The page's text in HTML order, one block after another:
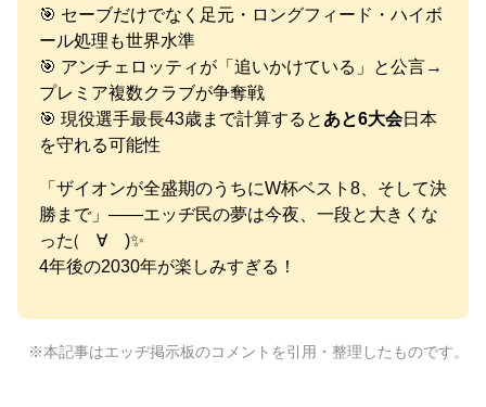
🎯 セーブだけでなく足元・ロングフィード・ハイボ
ール処理も世界水準
🎯 アンチェロッティが「追いかけている」と公言→
プレミア複数クラブが争奪戦
🎯 現役選手最長43歳まで計算すると あと6大会日本
を守れる可能性
「ザイオンが全盛期のうちにW杯ベスト8、そして決
勝まで」——エッヂ民の夢は今夜、一段と大きくな
った(゚∀゚)✨
4年後の2030年が楽しみすぎる！
※本記事はエッヂ掲示板のコメントを引用・整理したものです。